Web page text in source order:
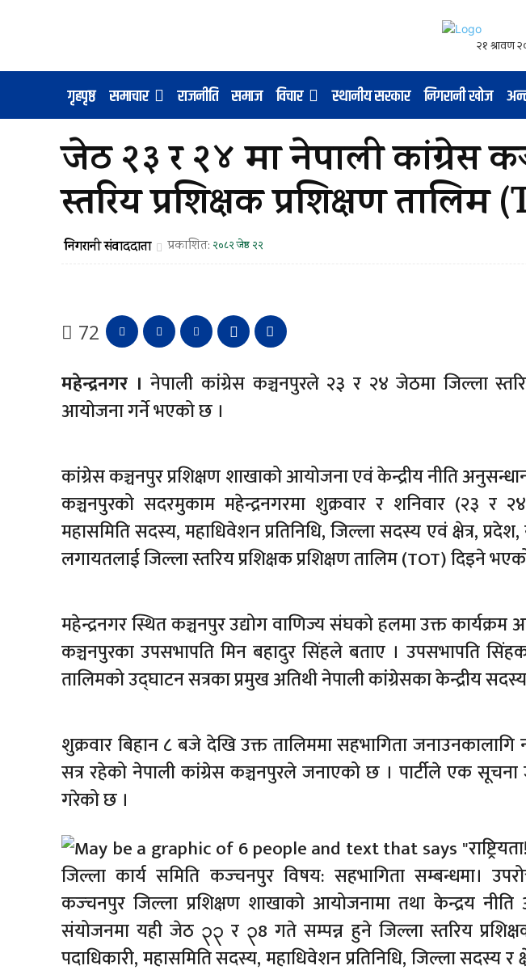
गृहपृष्ठ समाचार राजनीति समाज विचार स्थानीय सरकार निगरानी खोज
जेठ २३ र २४ मा नेपाली कांग्रेस
स्तरिय प्रशिक्षक प्रशिक्षण तालिम
निगरानी संवाददाता प्रकाशित: २०८२ जेष्ठ २२
72
महेन्द्रनगर । नेपाली कांग्रेस कञ्चनपुरले २३ र २४ जेठमा जिल्ला
आयोजना गर्ने भएको छ ।
कांग्रेस कञ्चनपुर प्रशिक्षण शाखाको आयोजना एवं केन्द्रीय नीति
कञ्चनपुरको सदरमुकाम महेन्द्रनगरमा शुक्रवार र शनिवार (२३ र
महासमिति सदस्य, महाधिवेशन प्रतिनिधि, जिल्ला सदस्य एवं क्षेत्र,
लगायतलाई जिल्ला स्तरिय प्रशिक्षक प्रशिक्षण तालिम (TOT) दिइने
महेन्द्रनगर स्थित कञ्चनपुर उद्योग वाणिज्य संघको हलमा उक्त कार्यक्रम
कञ्चनपुरका उपसभापति मिन बहादुर सिंहले बताए । उपसभापति
तालिमको उद्घाटन सत्रका प्रमुख अतिथी नेपाली कांग्रेसका केन्द्रीय
शुक्रवार बिहान ८ बजे देखि उक्त तालिममा सहभागिता
सत्र रहेको नेपाली कांग्रेस कञ्चनपुरले जनाएको छ । पार्टीले एक सूचना
गरेको छ ।